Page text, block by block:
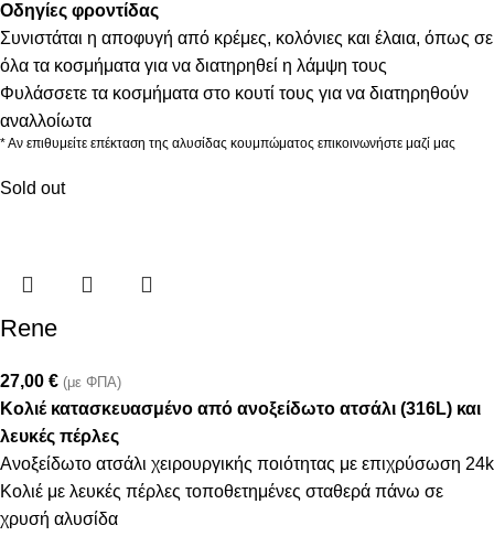
Οδηγίες φροντίδας
Συνιστάται η αποφυγή από κρέμες, κολόνιες και έλαια, όπως σε
όλα τα κοσμήματα για να διατηρηθεί η λάμψη τους
Φυλάσσετε τα κοσμήματα στο κουτί τους για να διατηρηθούν
αναλλοίωτα
* Αν επιθυμείτε επέκταση της αλυσίδας κουμπώματος επικοινωνήστε μαζί μας
Sold out
Rene
27,00 € (με ΦΠΑ)
Κολιέ κατασκευασμένο από ανοξείδωτο ατσάλι (316L) και
λευκές πέρλες
Ανοξείδωτο ατσάλι χειρουργικής ποιότητας με επιχρύσωση 24k
Κολιέ με λευκές πέρλες τοποθετημένες σταθερά πάνω σε
χρυσή αλυσίδα